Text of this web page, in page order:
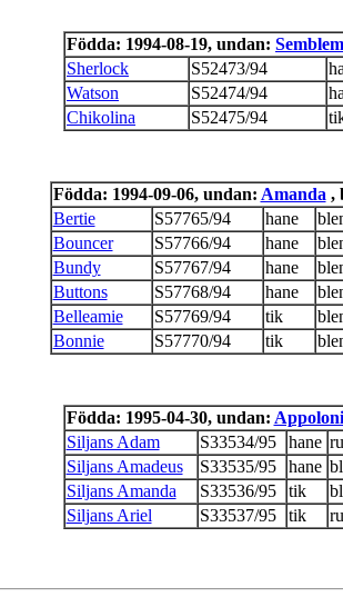
Födda: 1994-08-19, undan:
Sherlock
S52473/94
Watson
S52474/94
Chikolina
S52475/94
Födda: 1994-09-06, undan: Amanda ,
Bertie
S57765/94 hane
Bouncer
S57766/94 hane
Bundy
S57767/94 hane
Buttons
S57768/94 hane
Belleamie
S57769/94 tik
Bonnie
S57770/94 tik
Födda: 1995-04-30, undan:
Siljans Adam
S33534/95 hane
Siljans Amadeus
S33535/95 hane
Siljans Amanda
S33536/95 tik
Siljans Ariel
S33537/95 tik